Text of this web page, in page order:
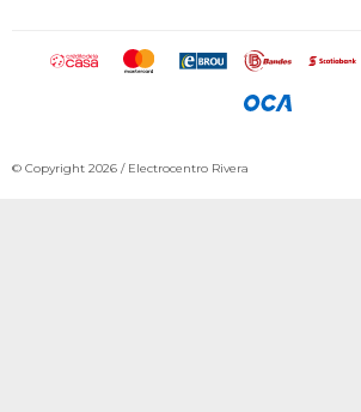
© Copyright 2026 / Electrocentro Rivera